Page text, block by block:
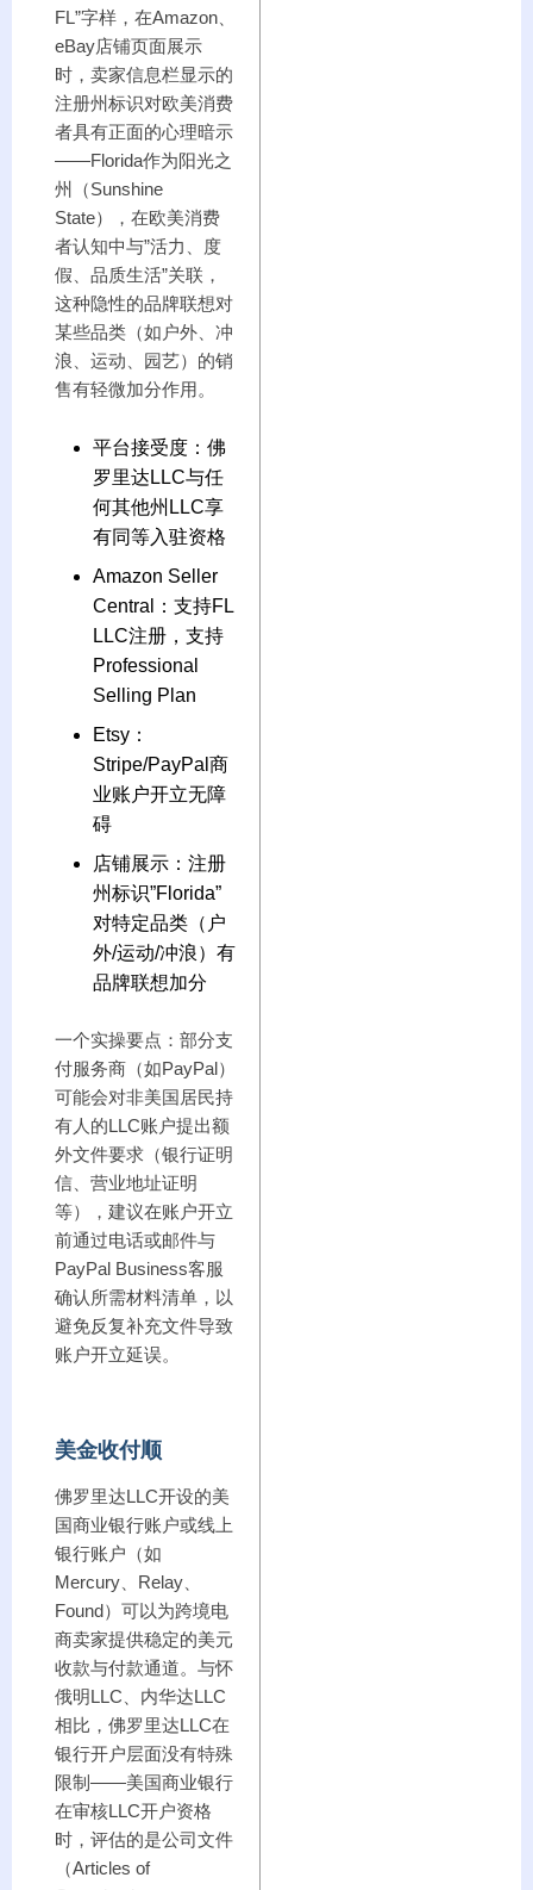
FL”字样，在Amazon、
eBay店铺页面展示
时，卖家信息栏显示的
注册州标识对欧美消费
者具有正面的心理暗示
——Florida作为阳光之
州（Sunshine
State），在欧美消费
者认知中与”活力、度
假、品质生活”关联，
这种隐性的品牌联想对
某些品类（如户外、冲
浪、运动、园艺）的销
售有轻微加分作用。
平台接受度：佛
罗里达LLC与任
何其他州LLC享
有同等入驻资格
Amazon Seller
Central：支持FL
LLC注册，支持
Professional
Selling Plan
Etsy：
Stripe/PayPal商
业账户开立无障
碍
店铺展示：注册
州标识”Florida”
对特定品类（户
外/运动/冲浪）有
品牌联想加分
一个实操要点：部分支
付服务商（如PayPal）
可能会对非美国居民持
有人的LLC账户提出额
外文件要求（银行证明
信、营业地址证明
等），建议在账户开立
前通过电话或邮件与
PayPal Business客服
确认所需材料清单，以
避免反复补充文件导致
账户开立延误。
美金收付顺
佛罗里达LLC开设的美
国商业银行账户或线上
银行账户（如
Mercury、Relay、
Found）可以为跨境电
商卖家提供稳定的美元
收款与付款通道。与怀
俄明LLC、内华达LLC
相比，佛罗里达LLC在
银行开户层面没有特殊
限制——美国商业银行
在审核LLC开户资格
时，评估的是公司文件
（Articles of